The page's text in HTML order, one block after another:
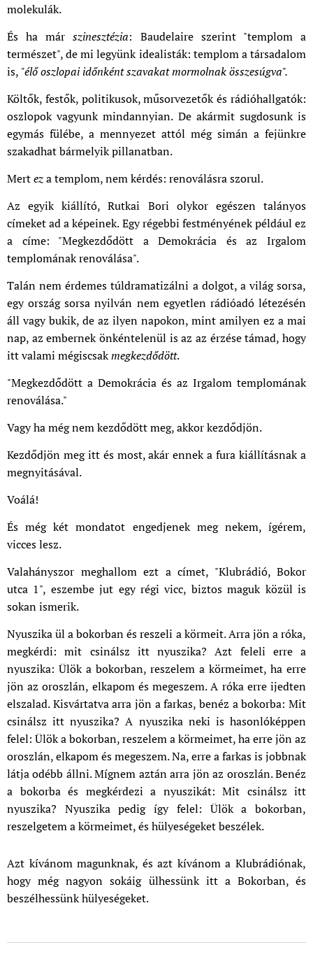
molekulák.
És ha márszinesztézia: Baudelaire szerint "templom a
természet", de mi legyünk idealisták: templom a társadalom
is, "élő oszlopai időnként szavakat mormolnak összesúgva".
Költők, festők, politikusok, műsorvezetők és rádióhallgatók:
oszlopok vagyunk mindannyian. De akármit sugdosunk is
egymás fülébe, a mennyezet attól még simán a fejünkre
szakadhat bármelyik pillanatban.
Merteza templom, nem kérdés: renoválásra szorul.
Az egyik kiállító, Rutkai Bori olykor egészen talányos
címeket ad a képeinek. Egy régebbi festményének például ez
a címe: "Megkezdődött a Demokrácia és az Irgalom
templomának renoválása".
Talán nem érdemes túldramatizálni a dolgot, a világ sorsa,
egy ország sorsa nyilván nem egyetlen rádióadó létezésén
áll vagy bukik, de az ilyen napokon, mint amilyen ez a mai
nap, az embernek önkéntelenül is az az érzése támad, hogy
itt valami mégiscsakmegkezdődött.
"Megkezdődött a Demokrácia és az Irgalom templomának
renoválása."
Vagy ha még nem kezdődött meg, akkor kezdődjön.
Kezdődjön meg itt és most, akár ennek a fura kiállításnak a
megnyitásával.
Voálá!
És még két mondatot engedjenek meg nekem, ígérem,
vicces lesz.
Valahányszor meghallom ezt a címet, "Klubrádió, Bokor
utca 1", eszembe jut egy régi vicc, biztos maguk közül is
sokan ismerik.
Nyuszika ül a bokorban és reszeli a körmeit. Arra jön a róka,
megkérdi: mit csinálsz itt nyuszika? Azt feleli erre a
nyuszika: Ülök a bokorban, reszelem a körmeimet, ha erre
jön az oroszlán, elkapom és megeszem. A róka erre ijedten
elszalad. Kisvártatva arra jön a farkas, benéz a bokorba: Mit
csinálsz itt nyuszika? A nyuszika neki is hasonlóképpen
felel: Ülök a bokorban, reszelem a körmeimet, ha erre jön az
oroszlán, elkapom és megeszem. Na, erre a farkas is jobbnak
látja odébb állni. Mígnem aztán arra jön az oroszlán. Benéz
a bokorba és megkérdezi a nyuszikát: Mit csinálsz itt
nyuszika? Nyuszika pedig így felel: Ülök a bokorban,
reszelgetem a körmeimet, és hülyeségeket beszélek.
Azt kívánom magunknak, és azt kívánom a Klubrádiónak,
hogy még nagyon sokáig ülhessünk itt a Bokorban, és
beszélhessünk hülyeségeket.